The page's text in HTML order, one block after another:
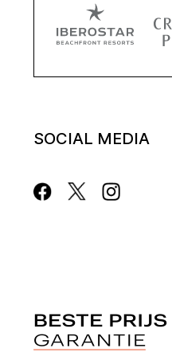
SOCIAL MEDIA